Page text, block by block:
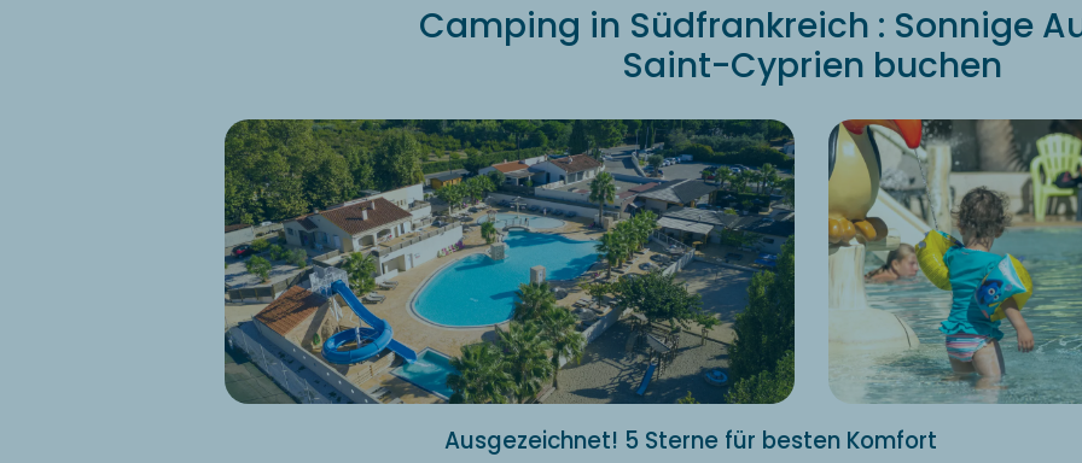
Camping in Südfrankreich : Sonnige
Saint-Cyprien buchen
Ausgezeichnet! 5 Sterne für besten Komfort